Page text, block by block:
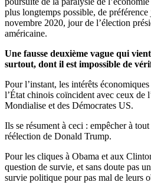
plus longtemps possible, de préférence
novembre 2020, jour de l’élection
américaine.
Une fausse deuxième vague qui
surtout, dont il est impossible de
Pour l’instant, les intérêts
l’État chinois coïncident avec ceux de
Mondialise et des Démocrates US.
Ils se résument à ceci : empêcher à
réélection de Donald Trump.
Pour les cliques à Obama et aux
question de survie, et sans doute pas
survie politique pour pas mal de leurs